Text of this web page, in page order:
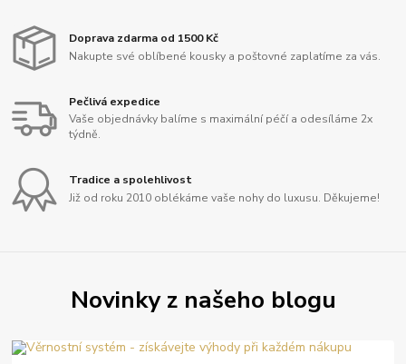
Doprava zdarma od 1500 Kč
Nakupte své oblíbené kousky a poštovné zaplatíme za vás.
Pečlivá expedice
Vaše objednávky balíme s maximální péčí a odesíláme 2x
týdně.
Tradice a spolehlivost
Již od roku 2010 oblékáme vaše nohy do luxusu. Děkujeme!
Novinky z našeho blogu